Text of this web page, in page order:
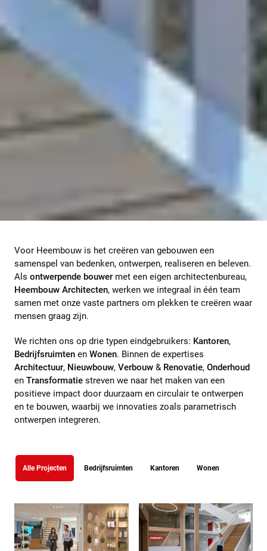
Voor Heembouw is het creëren van gebouwen een
samenspel van bedenken, ontwerpen, realiseren en beleven.
Als ontwerpende bouwer met een eigen architectenbureau,
Heembouw Architecten, werken we integraal in één team
samen met onze vaste partners om plekken te creëren waar
mensen graag zijn.
We richten ons op drie typen eindgebruikers: Kantoren,
Bedrijfsruimten en Wonen. Binnen de expertises
Architectuur, Nieuwbouw, Verbouw & Renovatie, Onderhoud
en Transformatie streven we naar het maken van een
positieve impact door duurzaam en circulair te ontwerpen
en te bouwen, waarbij we innovaties zoals parametrisch
ontwerpen integreren.
Klantgroep
Alle Projecten Bedrijfsruimten Kantoren Wonen